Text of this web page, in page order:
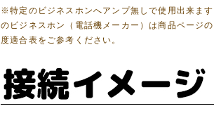
※特定のビジネスホンへアンプ無しで使用出来ま
のビジネスホン（電話機メーカー）は商品ページ
度適合表をご参考ください。